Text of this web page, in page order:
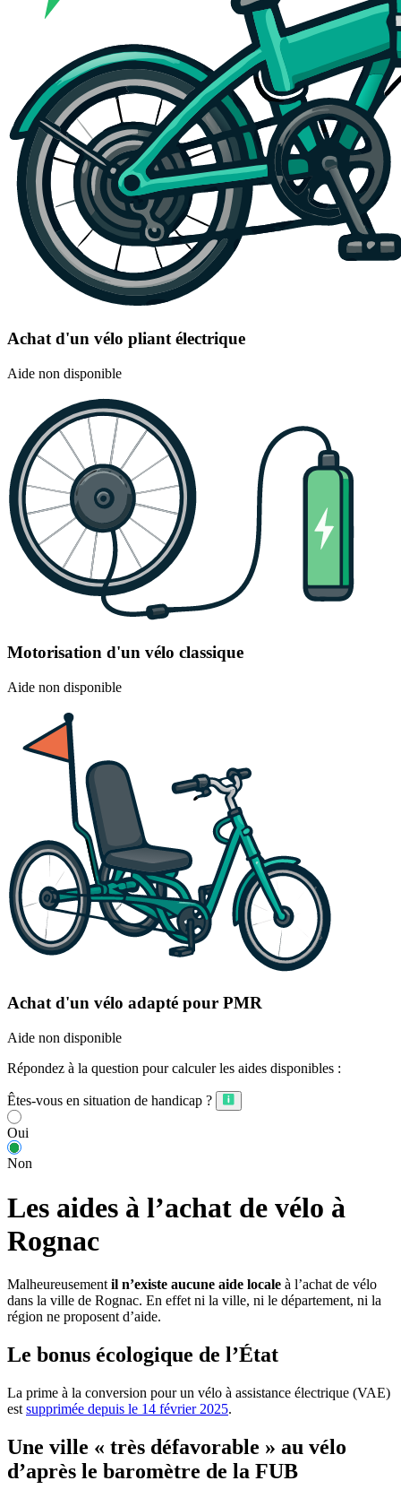
Achat d'un vélo pliant électrique
Aide non disponible
Motorisation d'un vélo classique
Aide non disponible
Achat d'un vélo adapté pour PMR
Aide non disponible
Répondez à la question pour calculer les aides disponibles :
Êtes-vous en situation de handicap ?
Oui
Non
Les aides à l’achat de vélo à
Rognac
Malheureusement il n’existe aucune aide locale à l’achat de vélo
dans la ville de Rognac. En effet ni la ville, ni le département, ni la
région ne proposent d’aide.
Le bonus écologique de l’État
La prime à la conversion pour un vélo à assistance électrique (VAE)
est supprimée depuis le 14 février 2025.
Une ville « très défavorable » au vélo
d’après le baromètre de la FUB